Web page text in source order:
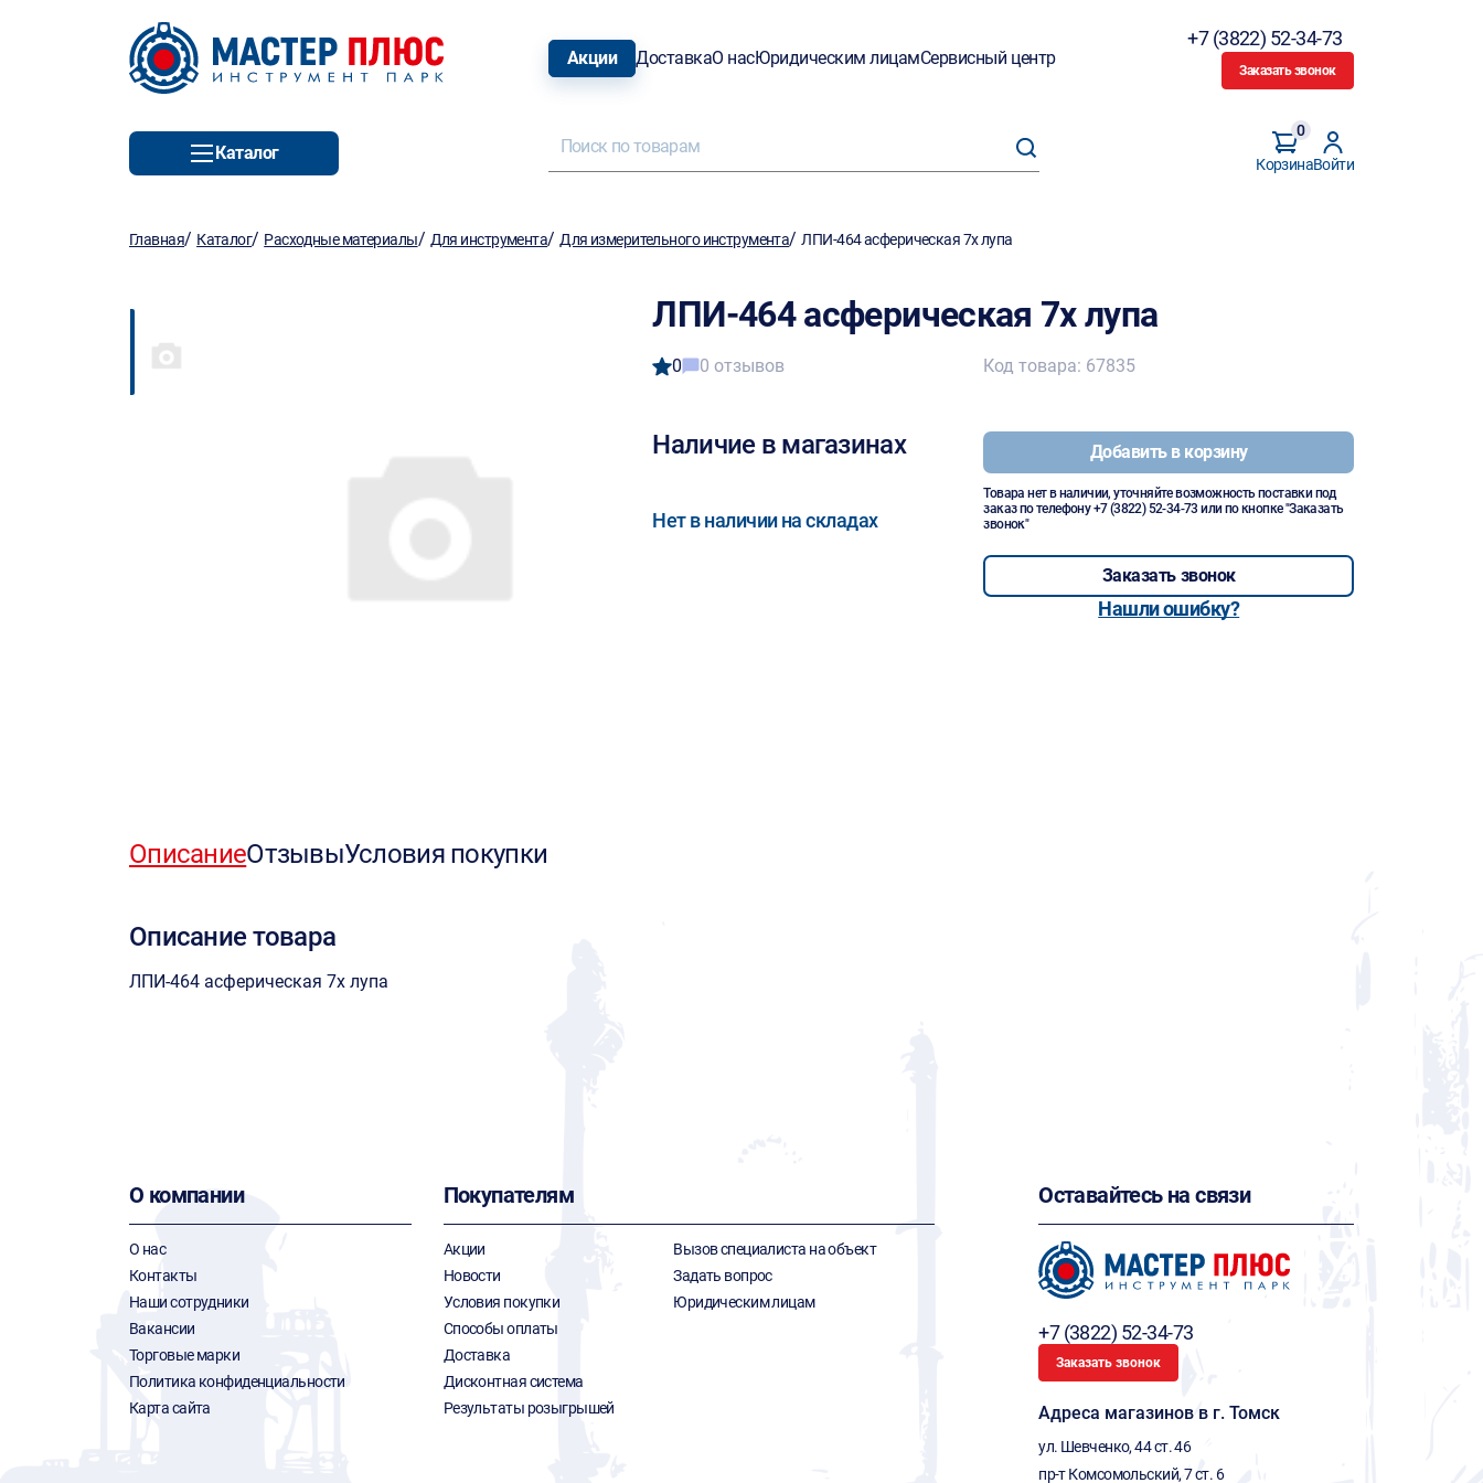
Акции ДоставкаО насЮридическим лицамСервисный центр
+7 (3822) 52-34-73
Заказать звонок
Каталог
Корзина
0
Войти
Главная/ Каталог/ Расходные материалы/ Для инструмента/Для измерительного инструмента/ЛПИ-464 асферическая 7х лупа
ЛПИ-464 асферическая 7х лупа
0 0 отзывов
Наличие в магазинах
Нет в наличии на складах
Код товара: 67835
Добавить в корзину
Товара нет в наличии, уточняйте возможность поставки под
заказ по телефону+7 (3822) 52-34-73 или по кнопке "Заказать
звонок"
Заказать звонок
Нашли ошибку?
ОписаниеОтзывыУсловия покупки
Описание товара
ЛПИ-464 асферическая 7х лупа
О компании
О нас
Контакты
Наши сотрудники
Вакансии
Торговые марки
Политика конфиденциальности
Карта сайта
Покупателям
Акции
Новости
Условия покупки
Способы оплаты
Доставка
Дисконтная система
Результаты розыгрышей
Вызов специалиста на объект
Задать вопрос
Юридическим лицам
Оставайтесь на связи
+7 (3822) 52-34-73
Заказать звонок
Адреса магазинов в г. Томск
ул. Шевченко, 44 ст. 46
пр-т Комсомольский, 7 ст. 6